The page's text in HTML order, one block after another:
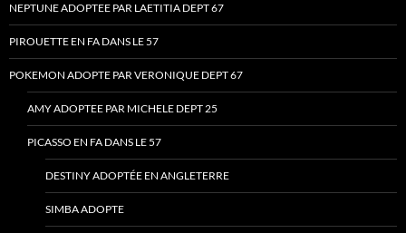
NEPTUNE ADOPTEE PAR LAETITIA DEPT 67
PIROUETTE EN FA DANS LE 57
POKEMON ADOPTE PAR VERONIQUE DEPT 67
AMY ADOPTEE PAR MICHELE DEPT 25
PICASSO EN FA DANS LE 57
DESTINY ADOPTÉE EN ANGLETERRE
SIMBA ADOPTE